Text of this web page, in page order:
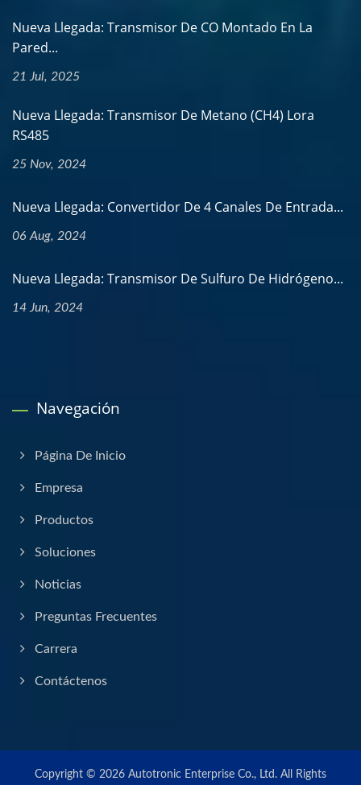
Nueva Llegada: Transmisor De CO Montado En La
Pared...
21 Jul, 2025
Nueva Llegada: Transmisor De Metano (CH4) Lora
RS485
25 Nov, 2024
Nueva Llegada: Convertidor De 4 Canales De Entrada...
06 Aug, 2024
Nueva Llegada: Transmisor De Sulfuro De Hidrógeno...
14 Jun, 2024
Navegación
Página De Inicio
Empresa
Productos
Soluciones
Noticias
Preguntas Frecuentes
Carrera
Contáctenos
Copyright © 2026 Autotronic Enterprise Co., Ltd. All Rights